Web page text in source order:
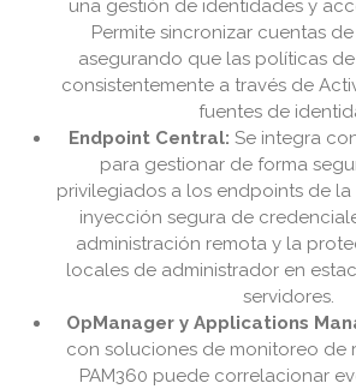
una gestión de identidades y
Permite sincronizar cuentas
asegurando que las políticas de
consistentemente a través de
fuentes de
Endpoint Central: Se integra
para gestionar de forma
privilegiados a los endpoints de la
inyección segura de
administración remota y la
locales de administrador en
servidores.
OpManager y Applications
con soluciones de monitoreo de
PAM360 puede correlacionar